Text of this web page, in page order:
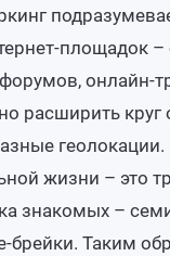
площадок –
онлайн-
расширить круг
геолокации.
жизни – это
знакомых –
брейки. Таким